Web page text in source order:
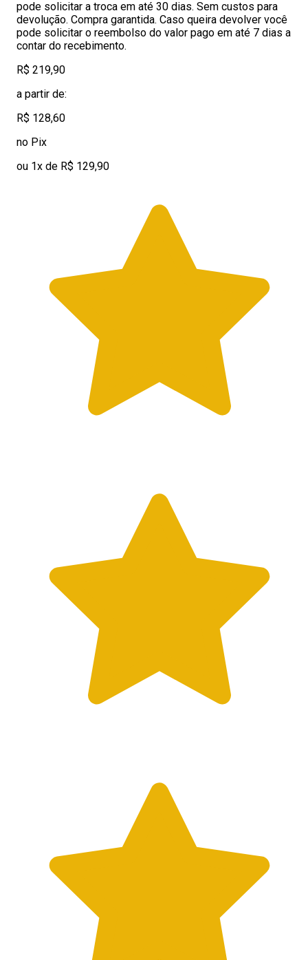
pode solicitar a troca em até 30 dias. Sem custos para
devolução. Compra garantida. Caso queira devolver você
pode solicitar o reembolso do valor pago em até 7 dias a
contar do recebimento.
R$ 219,90
a partir de:
R$ 128,60
no Pix
ou 1x de R$ 129,90